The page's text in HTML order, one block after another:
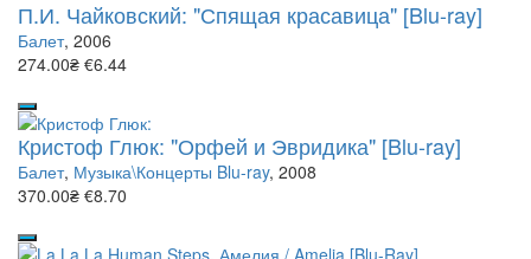
П.И. Чайковский: "Спящая красавица" [Blu-ray]
Балет, 2006
274.00₴ €6.44
Кристоф Глюк: "Орфей и Эвридика" [Blu-ray]
Балет, Музыка\Концерты Blu-ray, 2008
370.00₴ €8.70